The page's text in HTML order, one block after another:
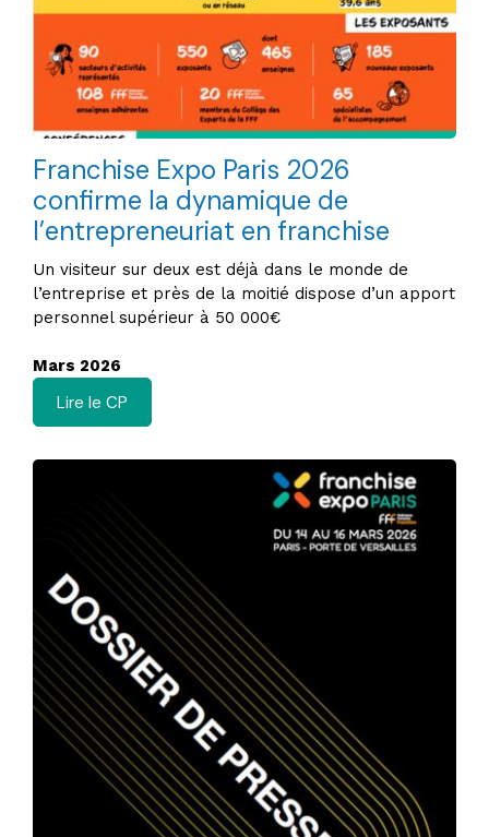
Franchise Expo Paris 2026
confirme la dynamique de
l’entrepreneuriat en franchise
Un visiteur sur deux est déjà dans le monde de
l’entreprise et près de la moitié dispose d’un apport
personnel supérieur à 50 000€
Mars 2026
Lire le CP